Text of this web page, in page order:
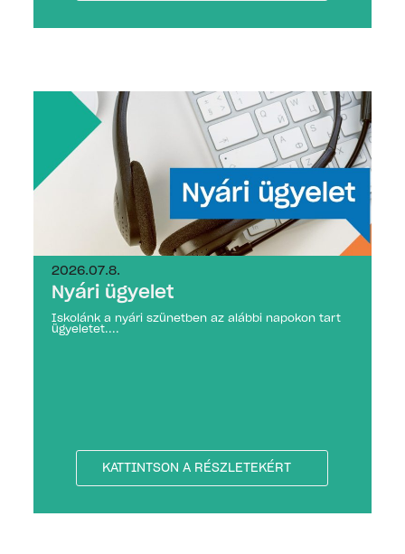
2026.07.8.
Nyári ügyelet
Iskolánk a nyári szünetben az alábbi napokon tart
ügyeletet....
KATTINTSON A RÉSZLETEKÉRT